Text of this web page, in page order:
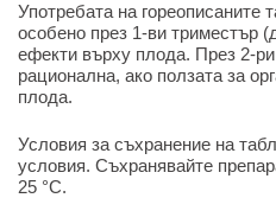
Употребата на гореописаните
особено през 1-ви триместър
ефекти върху плода. През 2-
рационална, ако ползата за
плода.
Условия за съхранение на
условия. Съхранявайте
25 °C.